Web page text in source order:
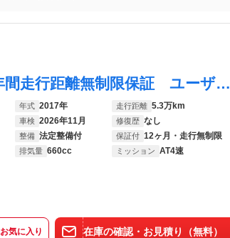
ＮＶ１００クリッパーリオ Ｅ １年間走行距離無制限保証 ユーザー買取 パワースライドドア 社外メモリナビ Ｂｌｕｅｔｏｏｔｈオーディオ スマートキー ドラレコ ＥＴＣ 衝突軽減ブレーキ 黒皮調シートカバー
年式 2017年 走行距離 5.3万km
車検 2026年11月 修復歴 なし
整備 法定整備付 保証付 12ヶ月・走行無制限
排気量 660cc ミッション AT4速
お気に入り 在庫の確認・お見積り（無料）